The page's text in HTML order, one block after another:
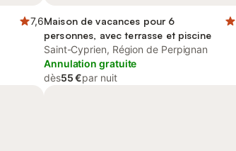
7,6Maison de vacances pour 6
personnes, avec terrasse et piscine
Saint-Cyprien, Région de Perpignan
Annulation gratuite
dès55 €par nuit